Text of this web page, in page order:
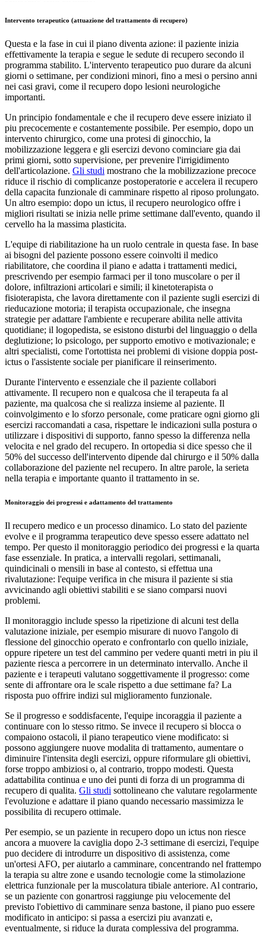
Intervento terapeutico (attuazione del trattamento di recupero)
Questa e la fase in cui il piano diventa azione: il paziente inizia
effettivamente la terapia e segue le sedute di recupero secondo il
programma stabilito. L'intervento terapeutico puo durare da alcuni
giorni o settimane, per condizioni minori, fino a mesi o persino anni
nei casi gravi, come il recupero dopo lesioni neurologiche
importanti.
Un principio fondamentale e che il recupero deve essere iniziato il
piu precocemente e costantemente possibile. Per esempio, dopo un
intervento chirurgico, come una protesi di ginocchio, la
mobilizzazione leggera e gli esercizi devono cominciare gia dai
primi giorni, sotto supervisione, per prevenire l'irrigidimento
dell'articolazione. Gli studi mostrano che la mobilizzazione precoce
riduce il rischio di complicanze postoperatorie e accelera il recupero
della capacita funzionale di camminare rispetto al riposo prolungato.
Un altro esempio: dopo un ictus, il recupero neurologico offre i
migliori risultati se inizia nelle prime settimane dall'evento, quando il
cervello ha la massima plasticita.
L'equipe di riabilitazione ha un ruolo centrale in questa fase. In base
ai bisogni del paziente possono essere coinvolti il medico
riabilitatore, che coordina il piano e adatta i trattamenti medici,
prescrivendo per esempio farmaci per il tono muscolare o per il
dolore, infiltrazioni articolari e simili; il kinetoterapista o
fisioterapista, che lavora direttamente con il paziente sugli esercizi di
rieducazione motoria; il terapista occupazionale, che insegna
strategie per adattare l'ambiente e recuperare abilita nelle attivita
quotidiane; il logopedista, se esistono disturbi del linguaggio o della
deglutizione; lo psicologo, per supporto emotivo e motivazionale; e
altri specialisti, come l'ortottista nei problemi di visione doppia post-
ictus o l'assistente sociale per pianificare il reinserimento.
Durante l'intervento e essenziale che il paziente collabori
attivamente. Il recupero non e qualcosa che il terapeuta fa al
paziente, ma qualcosa che si realizza insieme al paziente. Il
coinvolgimento e lo sforzo personale, come praticare ogni giorno gli
esercizi raccomandati a casa, rispettare le indicazioni sulla postura o
utilizzare i dispositivi di supporto, fanno spesso la differenza nella
velocita e nel grado del recupero. In ortopedia si dice spesso che il
50% del successo dell'intervento dipende dal chirurgo e il 50% dalla
collaborazione del paziente nel recupero. In altre parole, la serieta
nella terapia e importante quanto il trattamento in se.
Monitoraggio dei progressi e adattamento del trattamento
Il recupero medico e un processo dinamico. Lo stato del paziente
evolve e il programma terapeutico deve spesso essere adattato nel
tempo. Per questo il monitoraggio periodico dei progressi e la quarta
fase essenziale. In pratica, a intervalli regolari, settimanali,
quindicinali o mensili in base al contesto, si effettua una
rivalutazione: l'equipe verifica in che misura il paziente si stia
avvicinando agli obiettivi stabiliti e se siano comparsi nuovi
problemi.
Il monitoraggio include spesso la ripetizione di alcuni test della
valutazione iniziale, per esempio misurare di nuovo l'angolo di
flessione del ginocchio operato e confrontarlo con quello iniziale,
oppure ripetere un test del cammino per vedere quanti metri in piu il
paziente riesca a percorrere in un determinato intervallo. Anche il
paziente e i terapeuti valutano soggettivamente il progresso: come
sente di affrontare ora le scale rispetto a due settimane fa? La
risposta puo offrire indizi sul miglioramento funzionale.
Se il progresso e soddisfacente, l'equipe incoraggia il paziente a
continuare con lo stesso ritmo. Se invece il recupero si blocca o
compaiono ostacoli, il piano terapeutico viene modificato: si
possono aggiungere nuove modalita di trattamento, aumentare o
diminuire l'intensita degli esercizi, oppure riformulare gli obiettivi,
forse troppo ambiziosi o, al contrario, troppo modesti. Questa
adattabilita continua e uno dei punti di forza di un programma di
recupero di qualita. Gli studi sottolineano che valutare regolarmente
l'evoluzione e adattare il piano quando necessario massimizza le
possibilita di recupero ottimale.
Per esempio, se un paziente in recupero dopo un ictus non riesce
ancora a muovere la caviglia dopo 2-3 settimane di esercizi, l'equipe
puo decidere di introdurre un dispositivo di assistenza, come
un'ortesi AFO, per aiutarlo a camminare, concentrando nel frattempo
la terapia su altre zone e usando tecnologie come la stimolazione
elettrica funzionale per la muscolatura tibiale anteriore. Al contrario,
se un paziente con gonartrosi raggiunge piu velocemente del
previsto l'obiettivo di camminare senza bastone, il piano puo essere
modificato in anticipo: si passa a esercizi piu avanzati e,
eventualmente, si riduce la durata complessiva del programma.